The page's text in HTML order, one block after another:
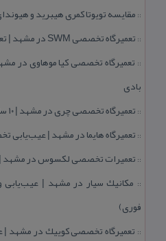
:: مقایسه تویوتا كمری هیبرید و
:: تعمیرگاه تخصصی SWM در مشهد | تعمیر موتور، گیربكس و عیب‌یابی برق
:: تعمیرگاه تخصصی كیا موهاوی در
بادی
:: تعمیرگاه تخصصی چری در مشهد | ۱۰ سال تجربه و امداد خودرو
:: تعمیرگاه هایما در مشهد | عیب‌یابی
:: تعمیرات تخصصی لكسوس در مشهد |
:: مكانیك سیار در مشهد |
فوری)
::